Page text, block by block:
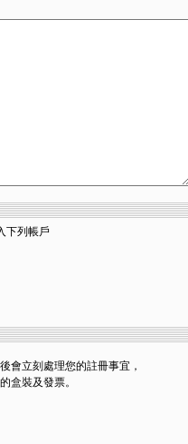
下列帳戶
會立刻處理您的註冊事宜，
盒裝及發票。